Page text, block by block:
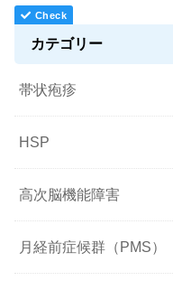
カテゴリー
帯状疱疹
HSP
高次脳機能障害
月経前症候群（PMS）